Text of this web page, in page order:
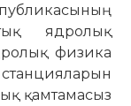
ядролық
физика
қамтамасыз